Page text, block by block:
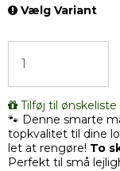
Vælg Variant
Tilføj til ønskeliste
🐾 Denne smarte
topkvalitet til dine
let at rengøre! To
Perfekt til små